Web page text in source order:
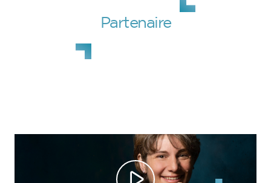
Partenaire